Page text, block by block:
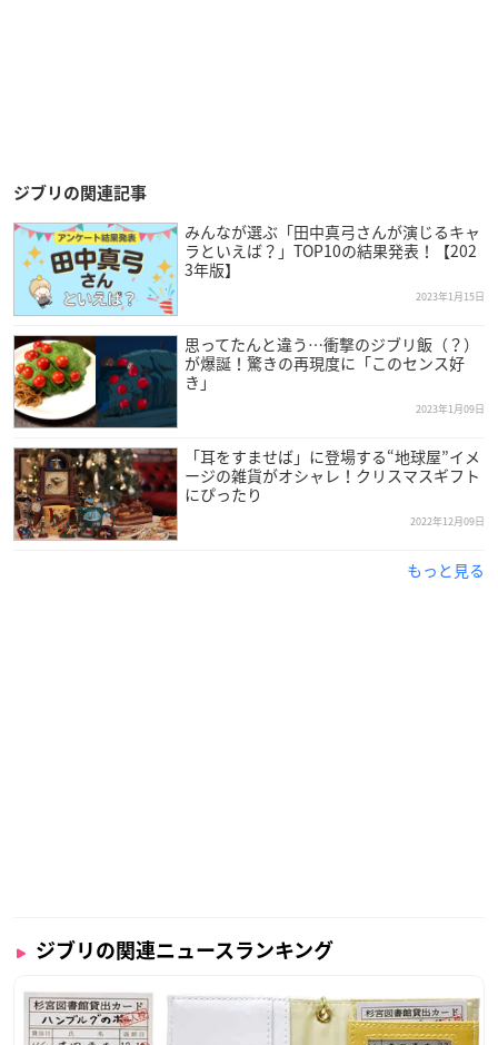
ジブリの関連記事
みんなが選ぶ「田中真弓さんが演じるキャ
ラといえば？」TOP10の結果発表！【202
3年版】
2023年1月15日
思ってたんと違う…衝撃のジブリ飯（？）
が爆誕！驚きの再現度に「このセンス好
き」
2023年1月09日
「耳をすませば」に登場する“地球屋”イメ
ージの雑貨がオシャレ！クリスマスギフト
にぴったり
2022年12月09日
もっと見る
ジブリの関連ニュースランキング